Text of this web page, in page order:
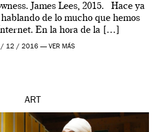
James Lees, 2015. Hace ya
de lo mucho que hemos
En la hora de la […]
/ 12 / 2016 — VER MÁS
ART